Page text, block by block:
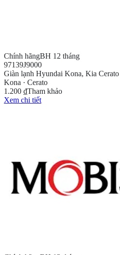
Chính hãngBH 12 tháng
97139J9000
Giàn lạnh Hyundai Kona, Kia
Kona · Cerato
1.200 ₫Tham khảo
Xem chi tiết